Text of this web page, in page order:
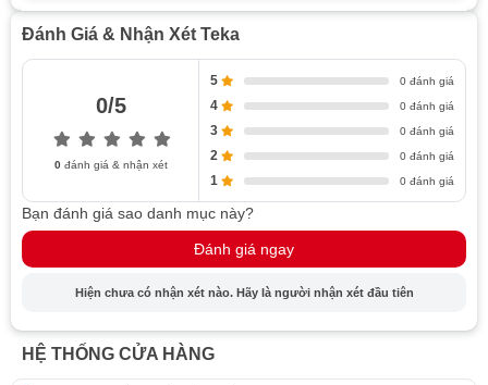
Xu hướng chung của người tiêu dùng
Chất lượng vật liệu vượt trội
Công nghệ tiên tiến và tính năng độc đáo
Các loại chậu rửa chén Teka
Chậu âm bàn
Chậu có bàn chờ
Hướng dẫn chọn chậu rửa chén Teka
Tiêu chí đánh giá và lựa chọn
Kích thước
Kiểu dáng
Đánh Giá & Nhận Xét Teka
0/5
0đánh giá & nhận xét
5 0 đánh giá
4 0 đánh giá
3 0 đánh giá
2 0 đánh giá
1 0 đánh giá
Bạn đánh giá sao danh mục này?
Đánh giá ngay
Hiện chưa có nhận xét nào. Hãy là người nhận xét đầu tiên
HỆ THỐNG CỬA HÀNG